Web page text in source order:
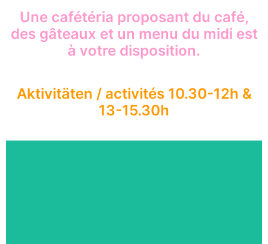
Une cafétéria proposant du café,
des gâteaux et un menu du midi est
à votre disposition.
Aktivitäten / activités 10.30-12h &
13-15.30h